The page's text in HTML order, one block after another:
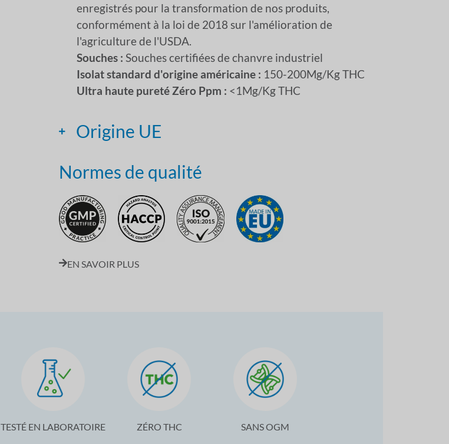
enregistrés pour la transformation de nos produits,
conformément à la loi de 2018 sur l'amélioration de
l'agriculture de l'USDA.
Souches : Souches certifiées de chanvre industriel
Isolat standard d'origine américaine : 150-200Mg/Kg THC
Ultra haute pureté Zéro Ppm : <1Mg/Kg THC
Origine UE
Normes de qualité
EN SAVOIR PLUS
TESTÉ EN LABORATOIRE ZÉRO THC SANS OGM